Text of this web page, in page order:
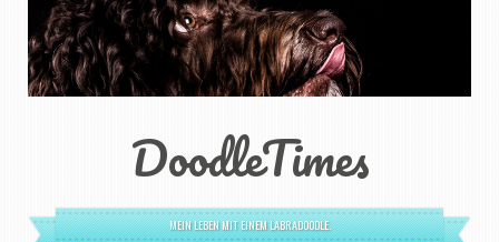
DoodleTimes
MEIN LEBEN MIT EINEM LABRADOODLE.